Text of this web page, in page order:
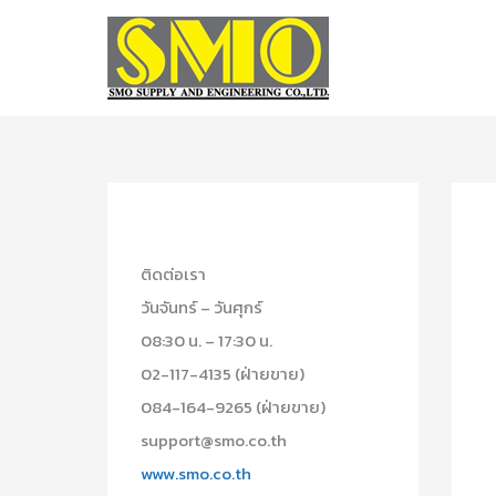
ติดต่อเรา
วันจันทร์ – วันศุกร์
08:30 น. – 17:30 น.
02-117-4135 (ฝ่ายขาย)
084-164-9265 (ฝ่ายขาย)
support@smo.co.th
www.smo.co.th